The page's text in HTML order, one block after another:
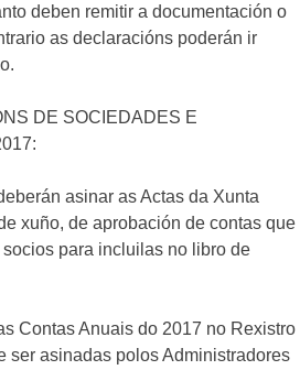
deben remitir a documentación o
as declaracións poderán ir
DE SOCIEDADES E
asinar as Actas da Xunta
xuño, de aprobación de contas que
para incluilas no libro de
Contas Anuais do 2017 no Rexistro
ser asinadas polos Administradores